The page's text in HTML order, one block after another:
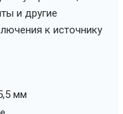
и другие
к источнику
мм